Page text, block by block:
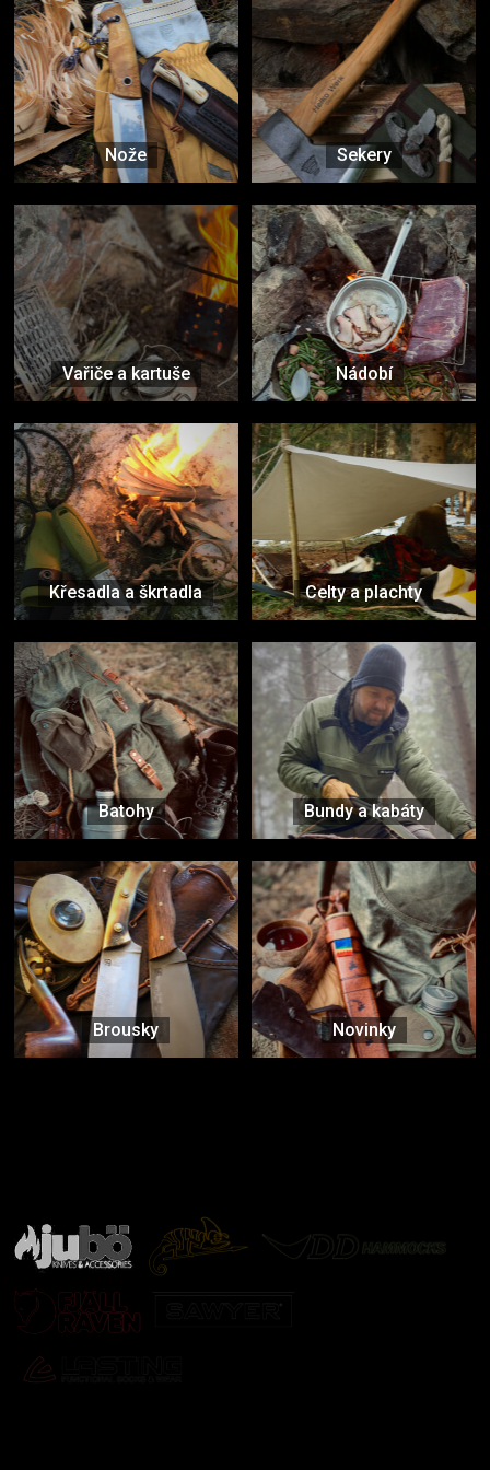
Nože Sekery
Vařiče a kartuše Nádobí
Křesadla a škrtadla Celty a plachty
Batohy Bundy a kabáty
Brousky Novinky